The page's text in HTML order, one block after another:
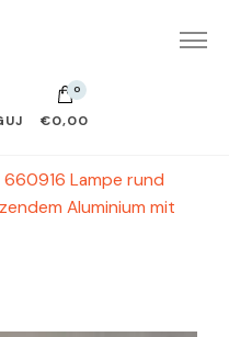
0
€0,00
660916 Lampe rund
Aluminium mit